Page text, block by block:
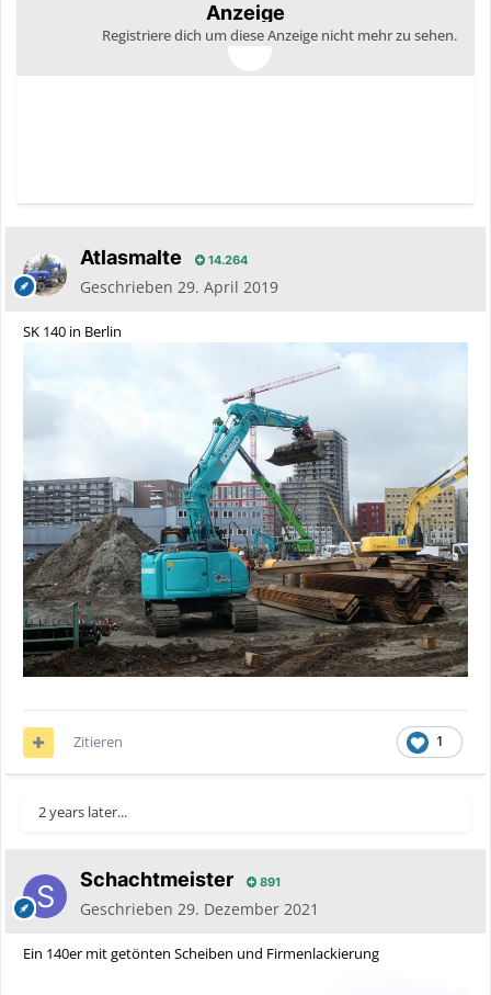
Anzeige
Registriere dich um diese Anzeige nicht mehr zu sehen.
Atlasmalte 14.264
Geschrieben 29. April 2019
SK 140 in Berlin
1
Zitieren
2 years later...
Schachtmeister 891
Geschrieben 29. Dezember 2021
Ein 140er mit getönten Scheiben und Firmenlackierung